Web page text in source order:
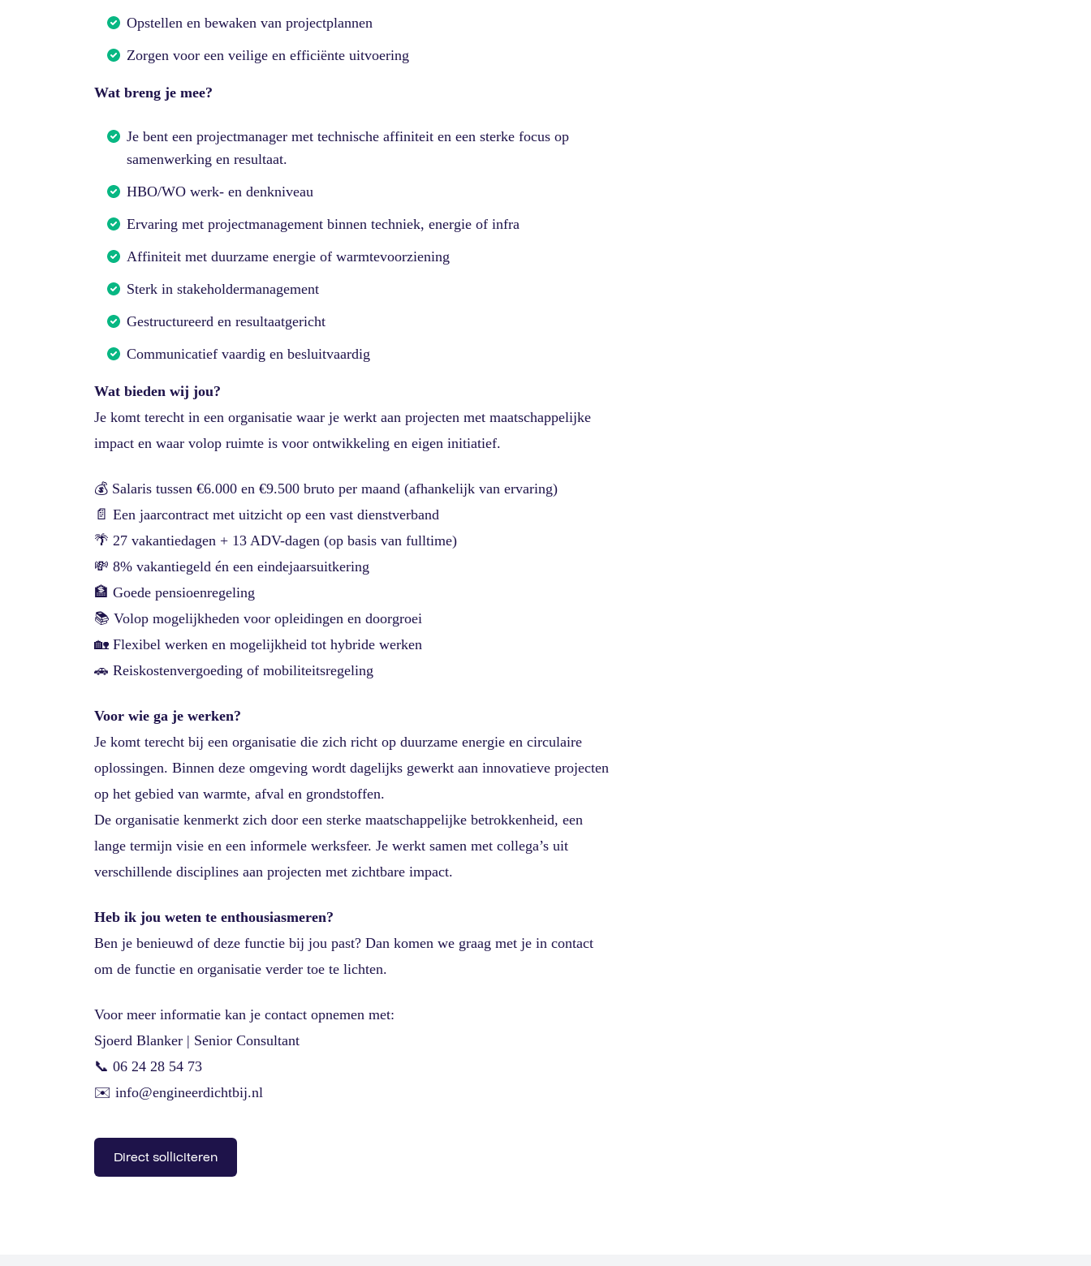
Opstellen en bewaken van projectplannen
Zorgen voor een veilige en efficiënte uitvoering
Wat breng je mee?
Je bent een projectmanager met technische affiniteit en een sterke focus op
samenwerking en resultaat.
HBO/WO werk- en denkniveau
Ervaring met projectmanagement binnen techniek, energie of infra
Affiniteit met duurzame energie of warmtevoorziening
Sterk in stakeholdermanagement
Gestructureerd en resultaatgericht
Communicatief vaardig en besluitvaardig
Wat bieden wij jou?
Je komt terecht in een organisatie waar je werkt aan projecten met maatschappelijke
impact en waar volop ruimte is voor ontwikkeling en eigen initiatief.
💰 Salaris tussen €6.000 en €9.500 bruto per maand (afhankelijk van ervaring)
📄 Een jaarcontract met uitzicht op een vast dienstverband
🌴 27 vakantiedagen + 13 ADV-dagen (op basis van fulltime)
💸 8% vakantiegeld én een eindejaarsuitkering
🏦 Goede pensioenregeling
📚 Volop mogelijkheden voor opleidingen en doorgroei
🏡 Flexibel werken en mogelijkheid tot hybride werken
🚗 Reiskostenvergoeding of mobiliteitsregeling
Voor wie ga je werken?
Je komt terecht bij een organisatie die zich richt op duurzame energie en circulaire
oplossingen. Binnen deze omgeving wordt dagelijks gewerkt aan innovatieve projecten
op het gebied van warmte, afval en grondstoffen.
De organisatie kenmerkt zich door een sterke maatschappelijke betrokkenheid, een
lange termijn visie en een informele werksfeer. Je werkt samen met collega’s uit
verschillende disciplines aan projecten met zichtbare impact.
Heb ik jou weten te enthousiasmeren?
Ben je benieuwd of deze functie bij jou past? Dan komen we graag met je in contact
om de functie en organisatie verder toe te lichten.
Voor meer informatie kan je contact opnemen met:
Sjoerd Blanker | Senior Consultant
📞 06 24 28 54 73
✉️ info@engineerdichtbij.nl
Direct solliciteren